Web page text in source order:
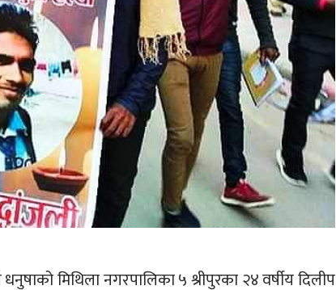
मिथिला नगरपालिका ५ श्रीपुरका २४ वर्षीय दिलीप